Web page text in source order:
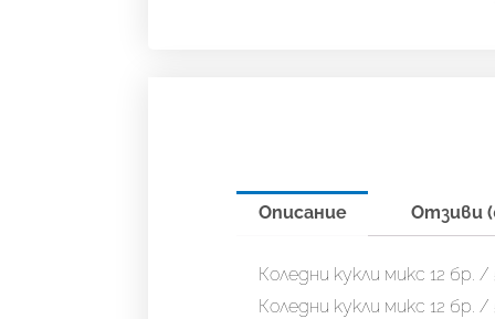
Описание Отзиви
Коледни кукли микс 12 бр. /
Коледни кукли микс 12 бр. /